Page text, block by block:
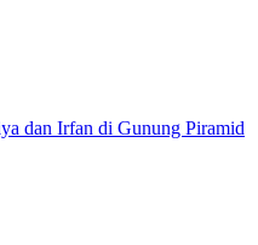
dan Irfan di Gunung Piramid